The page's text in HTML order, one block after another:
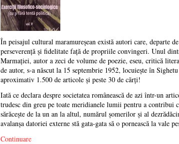
În peisajul cultural maramureșean există autori care, departe
perseverență și fidelitate față de propriile convingeri. Unul
Marmației, autor a zeci de volume de poezie, eseu, critică
de autor, s-a născut la 15 septembrie 1952, locuiește în
aproximativ 1.500 de articole și peste 30 de cărți!
Iată ce declara despre societatea românească de azi într-un
trudesc din greu pe toate meridianele lumii pentru a
sărăcește de la un an la altul, numărul șomerilor și al
avalanșa datoriei externe stă gata-gata să o pornească la vale
Continuare